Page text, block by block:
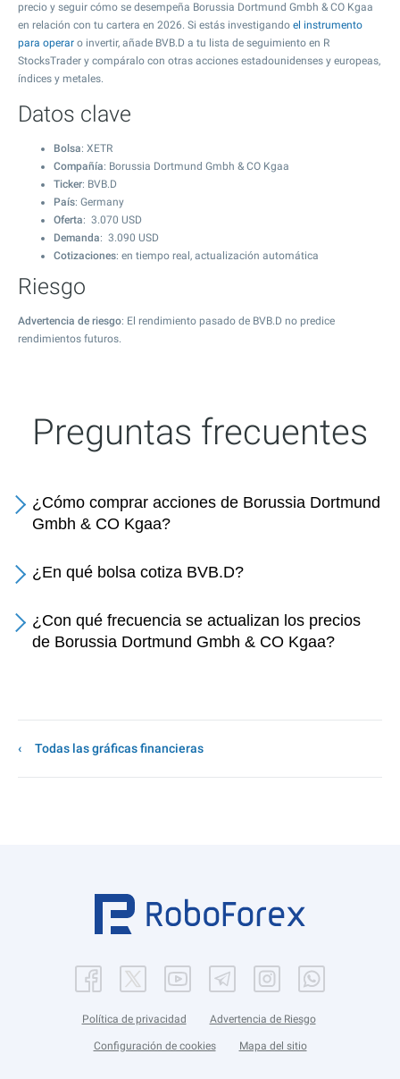
precio y seguir cómo se desempeña Borussia Dortmund Gmbh & CO Kgaa
en relación con tu cartera en 2026. Si estás investigando el instrumento
para operar o invertir, añade BVB.D a tu lista de seguimiento en R
StocksTrader y compáralo con otras acciones estadounidenses y europeas,
índices y metales.
Datos clave
Bolsa: XETR
Compañía: Borussia Dortmund Gmbh & CO Kgaa
Ticker: BVB.D
País: Germany
Oferta: 3.070 USD
Demanda: 3.090 USD
Cotizaciones: en tiempo real, actualización automática
Riesgo
Advertencia de riesgo: El rendimiento pasado de BVB.D no predice
rendimientos futuros.
Preguntas frecuentes
¿Cómo comprar acciones de Borussia Dortmund
Gmbh & CO Kgaa?
¿En qué bolsa cotiza BVB.D?
¿Con qué frecuencia se actualizan los precios
de Borussia Dortmund Gmbh & CO Kgaa?
Todas las gráficas financieras
Política de privacidad Advertencia de Riesgo
Configuración de cookies Mapa del sitio